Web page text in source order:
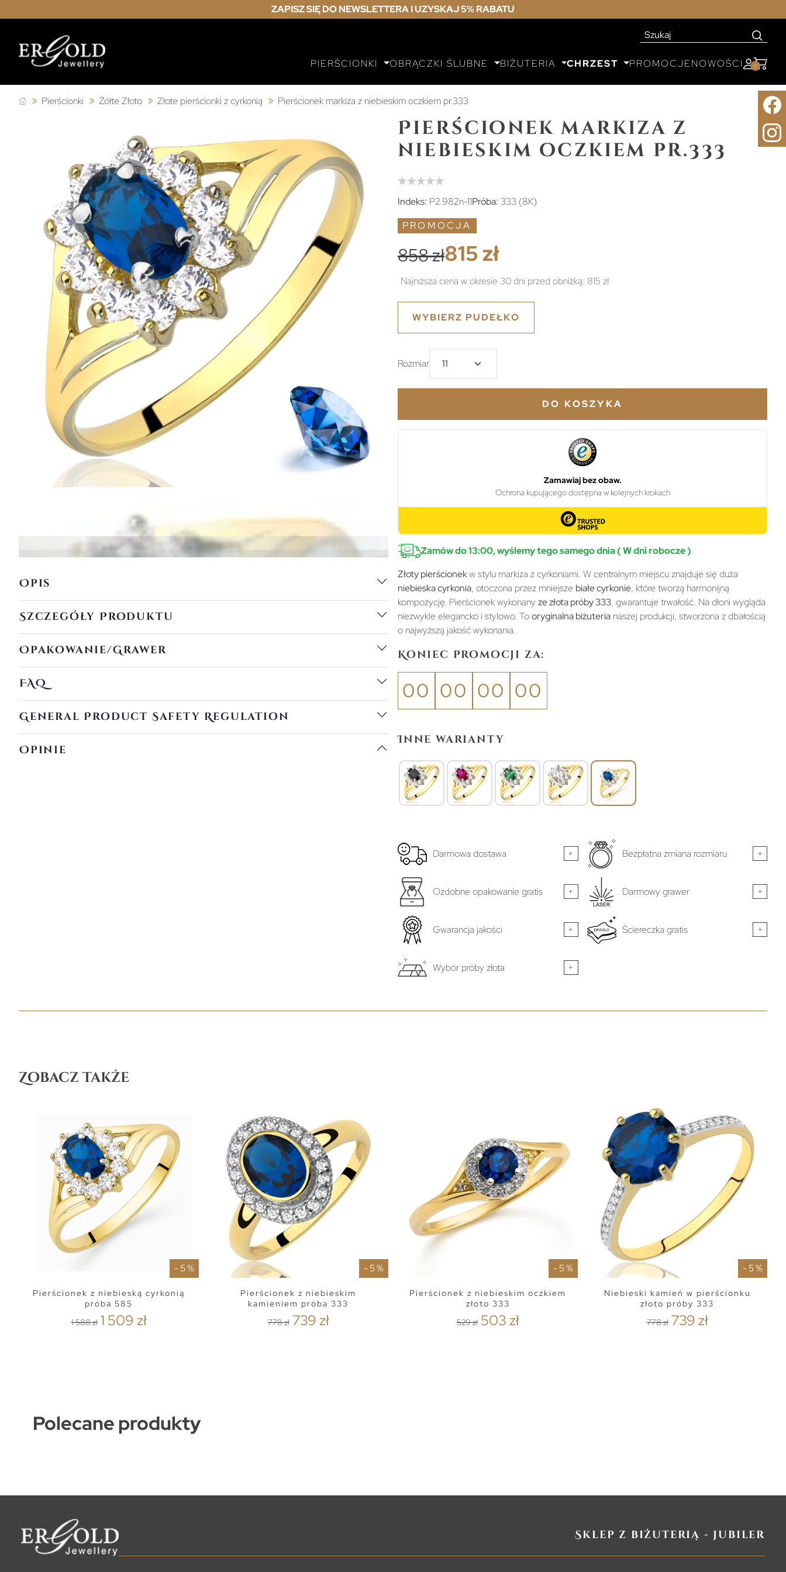
ZAPISZ SIĘ DO NEWSLETTERA I UZYSKAJ 5% RABATU
PIERŚCIONKI OBRĄCZKI ŚLUBNE BIŻUTERIA CHRZEST PROMOCJENOWOŚCI 0
Pierścionki Żółte Złoto Złote pierścionki z cyrkonią Pierścionek markiza z niebieskim oczkiem pr.333
Opis
Szczegóły Produktu
Opakowanie/Grawer
FAQ
General Product Safety Regulation
Opinie
Pierścionek markiza z
niebieskim oczkiem pr.333
Indeks: P2.982n-11Próba: 333 (8K)
PROMOCJA
858 zł815 zł
Najniższa cena w okresie 30 dni przed obniżką: 815 zł
WYBIERZ PUDEŁKO
Rozmiar
DO KOSZYKA
Zamów do 13:00, wyślemy tego samego dnia ( W dni robocze )
Złoty pierścionekw stylu markiza z cyrkoniami. W centralnym miejscu znajduje się duża
niebieska cyrkonia, otoczona przez mniejsze białe cyrkonie, które tworzą harmonijną
kompozycję. Pierścionek wykonanyze złota próby 333, gwarantuje trwałość. Na dłoni wygląda
niezwykle elegancko i stylowo. Tooryginalna biżuteria naszej produkcji, stworzona z dbałością
o najwyższą jakość wykonania.
Koniec promocji za:
00 00 00 00
Inne warianty
Darmowa dostawa + Bezpłatna zmiana rozmiaru +
Ozdobne opakowanie gratis + Darmowy grawer +
Gwarancja jakości + Ściereczka gratis +
Wybór próby złota +
Zobacz także
- 5 %
Pierścionek z niebieską cyrkonią
próba 585
1 588 zł 1 509 zł
- 5 %
Pierścionek z niebieskim
kamieniem próba 333
778 zł 739 zł
- 5 %
Pierścionek z niebieskim oczkiem
złoto 333
529 zł 503 zł
- 5 %
Niebieski kamień w pierścionku
złoto próby 333
778 zł 739 zł
Polecane produkty
Sklep z biżuterią - jubiler